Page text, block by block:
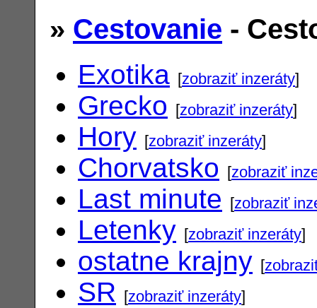
» Cestovanie -
Exotika [zobraziť inzeráty]
Grecko [zobraziť inzeráty]
Hory [zobraziť inzeráty]
Chorvatsko [zobraziť
Last minute [zobraziť
Letenky [zobraziť inzeráty]
ostatne krajny [
SR [zobraziť inzeráty]